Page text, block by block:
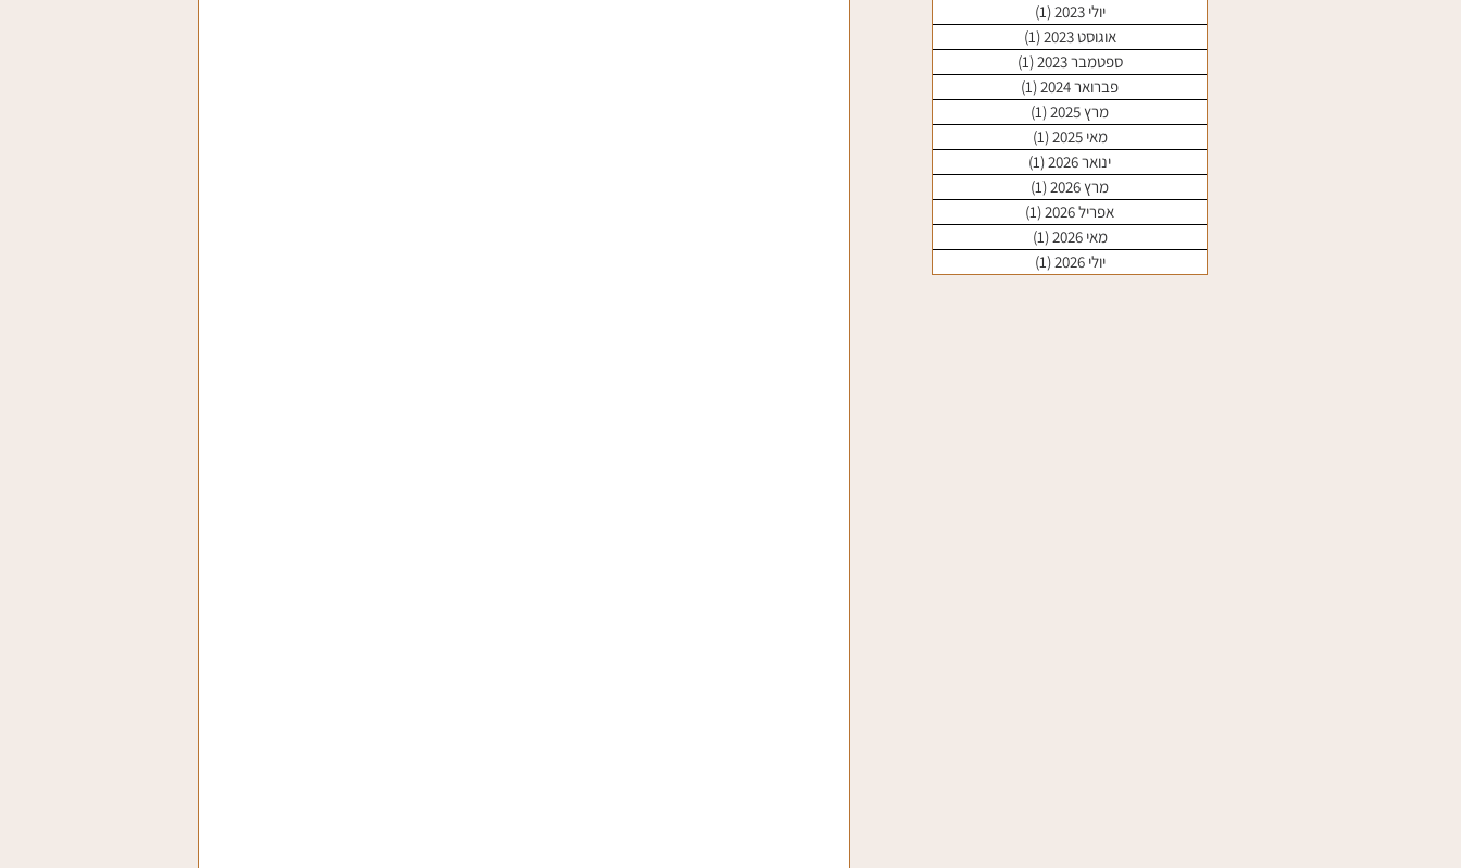
יולי 2023
(1)
אוגוסט 2023
(1)
ספטמבר 2023
(1)
פברואר 2024
(1)
מרץ 2025
(1)
מאי 2025
(1)
ינואר 2026
(1)
מרץ 2026
(1)
אפריל 2026
(1)
מאי 2026
(1)
יולי 2026
(1)